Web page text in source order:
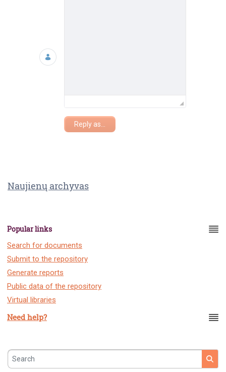
Reply as...
Naujienų archyvas
Popular links
Search for documents
Submit to the repository
Generate reports
Public data of the repository
Virtual libraries
Need help?
Search